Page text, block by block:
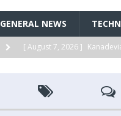
GENERAL NEWS
[ August 7, 2026 ]
แกนประมวลผล Arm®
[ August 7, 2026 ] SSD ซีรีส์